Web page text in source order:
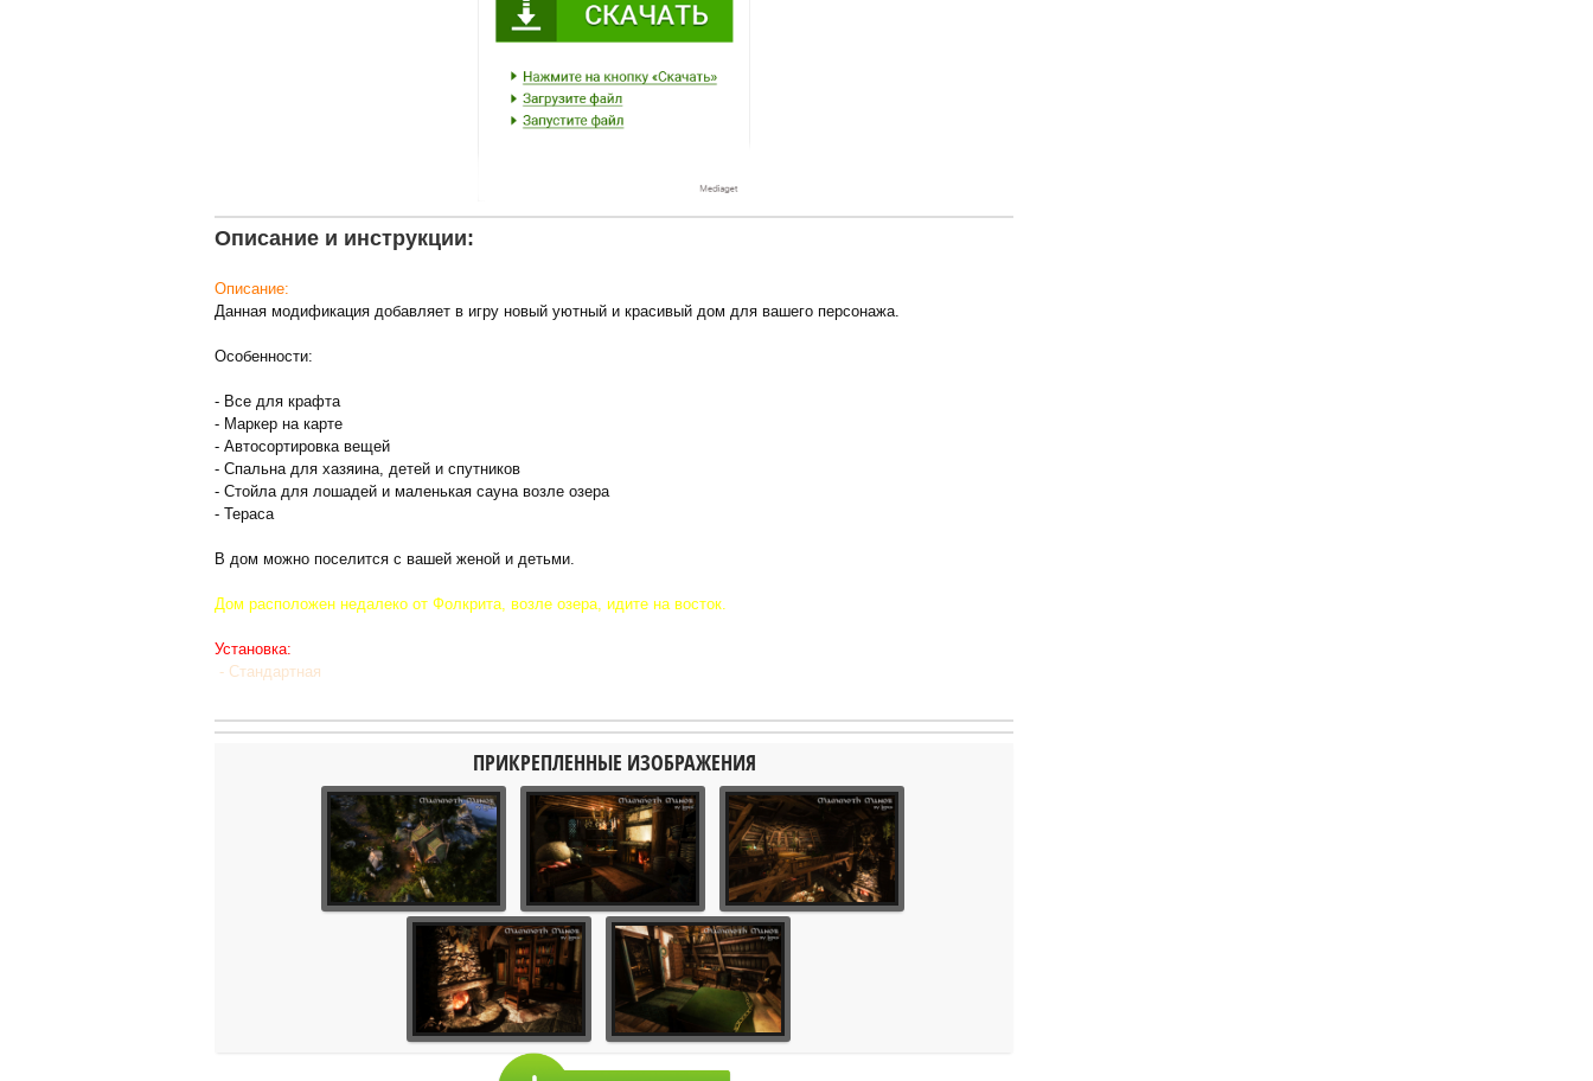
Описание и инструкции:
Описание:
Данная модификация добавляет в игру новый уютный и красивый дом для вашего персонажа.
Особенности:
- Все для крафта
- Маркер на карте
- Автосортировка вещей
- Спальна для хазяина, детей и спутников
- Стойла для лошадей и маленькая сауна возле озера
- Тераса
В дом можно поселится с вашей женой и детьми.
Дом расположен недалеко от Фолкрита, возле озера, идите на восток.
Установка:
- Стандартная
ПРИКРЕПЛЕННЫЕ ИЗОБРАЖЕНИЯ